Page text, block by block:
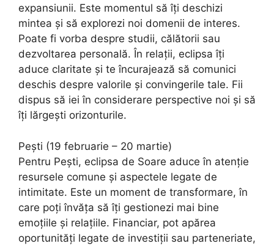
expansiunii. Este momentul să îți deschizi
mintea și să explorezi noi domenii de interes.
Poate fi vorba despre studii, călătorii sau
dezvoltarea personală. În relații, eclipsa îți
aduce claritate și te încurajează să comunici
deschis despre valorile și convingerile tale. Fii
dispus să iei în considerare perspective noi și să
îți lărgești orizonturile.
Pești (19 februarie – 20 martie)
Pentru Pești, eclipsa de Soare aduce în atenție
resursele comune și aspectele legate de
intimitate. Este un moment de transformare, în
care poți învăța să îți gestionezi mai bine
emoțiile și relațiile. Financiar, pot apărea
oportunități legate de investiții sau parteneriate,